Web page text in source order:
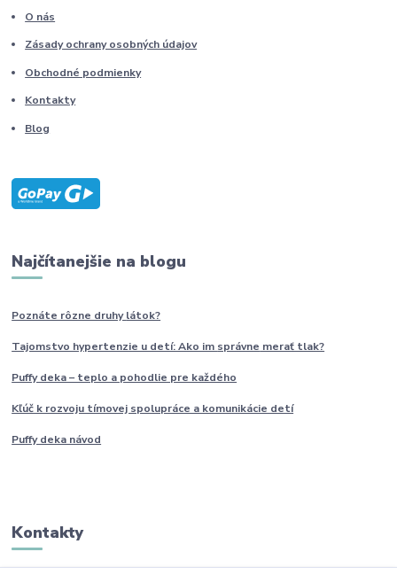
O nás
Zásady ochrany osobných údajov
Obchodné podmienky
Kontakty
Blog
Najčítanejšie na blogu
Poznáte rôzne druhylátok?
Tajomstvo hypertenzie u detí: Ako im správne merať tlak?
Puffy deka – teplo a pohodlie pre každého
Kľúč k rozvoju tímovej spolupráce a komunikácie detí
Puffy deka návod
Kontakty